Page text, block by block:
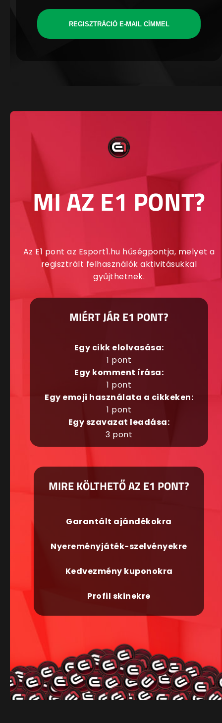
REGISZTRÁCIÓ E-MAIL CÍMMEL
MI AZ E1 PONT?
Az E1 pont az Esport1.hu hűségpontja, melyet a
regisztrált felhasználók aktivitásukkal
gyűjthetnek.
MIÉRT JÁR E1 PONT?
Egy cikk elolvasása:
1 pont
Egy komment írása:
1 pont
Egy emoji használata a cikkeken:
1 pont
Egy szavazat leadása:
3 pont
MIRE KÖLTHETŐ AZ E1 PONT?
Garantált ajándékokra
Nyereményjáték-szelvényekre
Kedvezmény kuponokra
Profil skinekre